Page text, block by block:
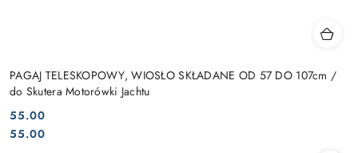
PAGAJ TELESKOPOWY, WIOSŁO SKŁADANE OD 57 DO 107cm /
do Skutera Motorówki Jachtu
Cena:
55.00
Cena:
55.00